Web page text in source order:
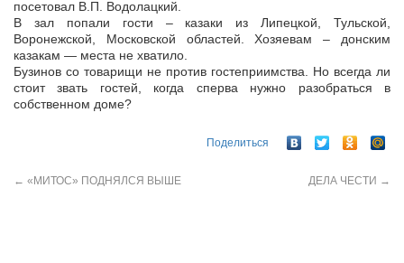
посетовал В.П. Водолацкий.
В зал попали гости – казаки из Липецкой, Тульской,
Воронежской, Московской областей. Хозяевам – донским
казакам — места не хватило.
Бузинов со товарищи не против гостеприимства. Но всегда ли
стоит звать гостей, когда сперва нужно разобраться в
собственном доме?
Поделиться
← «МИТОС» ПОДНЯЛСЯ ВЫШЕ ДЕЛА ЧЕСТИ →